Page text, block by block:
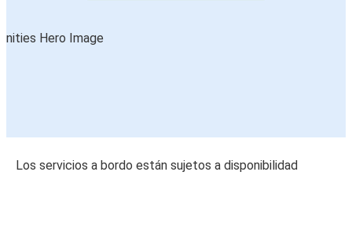
Los servicios a bordo están sujetos a disponibilidad